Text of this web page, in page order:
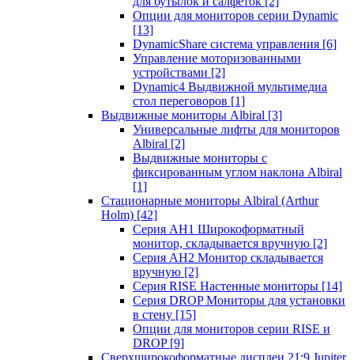
Опции для мониторов серии Dynamic
[13]
DynamicShare система управления [6]
Управление моторизованными
устройствами [2]
Dynamic4 Выдвижной мультимедиа
стол переговоров [1]
Выдвижные мониторы Albiral [3]
Универсальные лифты для мониторов
Albiral [2]
Выдвижные мониторы с
фиксированным углом наклона Albiral
[1]
Стационарные мониторы Albiral (Arthur
Holm) [42]
Серия AH1 Широкоформатный
монитор, складывается вручную [2]
Серия AH2 Монитор складывается
вручную [2]
Серия RISE Настенные мониторы [14]
Серия DROP Мониторы для установки
в стену [15]
Опции для мониторов серии RISE и
DROP [9]
Сверхширокоформатные дисплеи 21:9 Jupiter